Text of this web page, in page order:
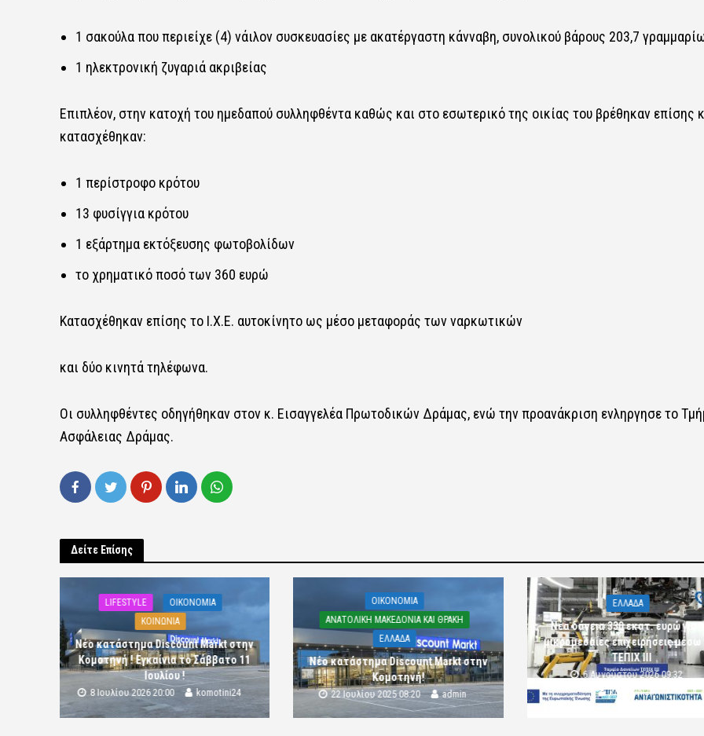
1 σακούλα που περιείχε (4) νάιλον συσκευασίες με ακατέργαστη κάνναβη, συνολικού βάρους 203,7
1 ηλεκτρονική ζυγαριά ακριβείας
Επιπλέον, στην κατοχή του ημεδαπού συλληφθέντα καθώς και στο εσωτερικό της οικίας του βρέθηκαν επίσης
κατασχέθηκαν:
1 περίστροφο κρότου
13 φυσίγγια κρότου
1 εξάρτημα εκτόξευσης φωτοβολίδων
το χρηματικό ποσό των 360 ευρώ
Κατασχέθηκαν επίσης το Ι.Χ.Ε. αυτοκίνητο ως μέσο μεταφοράς των ναρκωτικών
και δύο κινητά τηλέφωνα.
Οι συλληφθέντες οδηγήθηκαν στον κ. Εισαγγελέα Πρωτοδικών Δράμας, ενώ την προανάκριση ενληργησε το
Ασφάλειας Δράμας.
Δείτε Επίσης
LIFESTYLE
OIKONOMIA
ΚΟΙΝΩΝΙΑ
Νέο κατάστημα Discount Markt στην
Κομοτηνή ! Εγκαίνια το Σάββατο 11
Ιουλίου !
8 Ιουλίου 2026 20:00 komotini24
OIKONOMIA
ΑΝΑΤΟΛΙΚΗ ΜΑΚΕΔΟΝΙΑ ΚΑΙ ΘΡΑΚΗ
ΕΛΛΑΔΑ
Νέο κατάστημα Discount Markt στην
Κομοτηνή!
22 Ιουλίου 2025 08:20 admin
ΕΛΛΑΔΑ
Νέα δάνεια 330 εκατ. ευρώ για
μικρομεσαίες επιχειρήσεις μέσω
ΤΕΠΙΧ ΙΙΙ
6 Αυγούστου 2026 09:32
komotini24